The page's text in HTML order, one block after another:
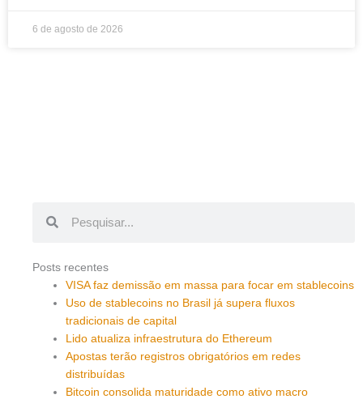
6 de agosto de 2026
Posts recentes
VISA faz demissão em massa para focar em stablecoins
Uso de stablecoins no Brasil já supera fluxos
tradicionais de capital
Lido atualiza infraestrutura do Ethereum
Apostas terão registros obrigatórios em redes
distribuídas
Bitcoin consolida maturidade como ativo macro